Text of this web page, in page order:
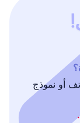
أو نموذج